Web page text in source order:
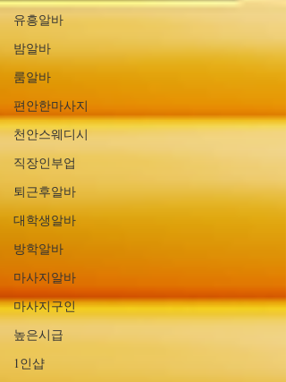
유흥알바
밤알바
룸알바
편안한마사지
천안스웨디시
직장인부업
퇴근후알바
대학생알바
방학알바
마사지알바
마사지구인
높은시급
1인샵